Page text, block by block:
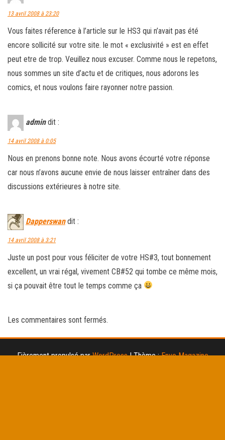
13 avril 2008 à 23:20
Vous faites réference à l’article sur le HS3 qui n’avait pas été
encore sollicité sur votre site. le mot « exclusivité » est en effet
peut etre de trop. Veuillez nous excuser. Comme nous le repetons,
nous sommes un site d’actu et de critiques, nous adorons les
comics, et nous voulons faire rayonner notre passion.
admin dit :
14 avril 2008 à 0:05
Nous en prenons bonne note. Nous avons écourté votre réponse
car nous n’avons aucune envie de nous laisser entraîner dans des
discussions extérieures à notre site.
Dapperswan dit :
14 avril 2008 à 3:21
Juste un post pour vous féliciter de votre HS#3, tout bonnement
excellent, un vrai régal, vivement CB#52 qui tombe ce même mois,
si ça pouvait être tout le temps comme ça
Les commentaires sont fermés.
Fièrement propulsé parWordPress |Thème :Envo Magazine